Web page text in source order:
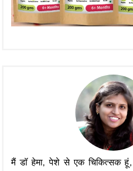
मैं डॉ हेमा, पेशे से एक चिकित्सक